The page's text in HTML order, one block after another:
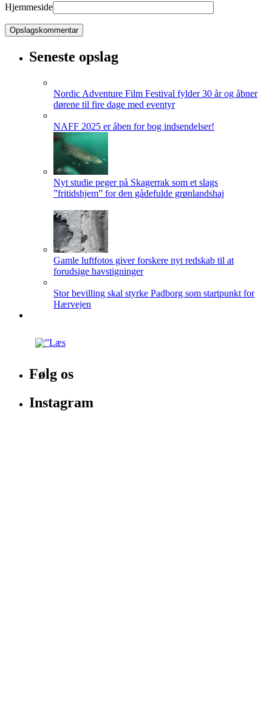
Hjemmeside
Seneste opslag
Nordic Adventure Film Festival fylder 30 år og åbner
dørene til fire dage med eventyr
NAFF 2025 er åben for bog indsendelser!
Nyt studie peger på Skagerrak som et slags
”fritidshjem” for den gådefulde grønlandshaj
Gamle luftfotos giver forskere nyt redskab til at
forudsige havstigninger
Stor bevilling skal styrke Padborg som startpunkt for
Hærvejen
Følg os
Instagram